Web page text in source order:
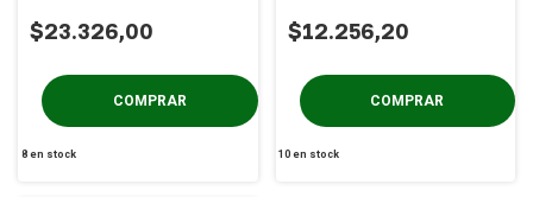
$23.326,00
8en stock
$12.256,20
10 en stock